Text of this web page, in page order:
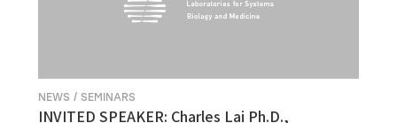
NEWS / SEMINARS
INVITED SPEAKER: Charles Lai Ph.D.,